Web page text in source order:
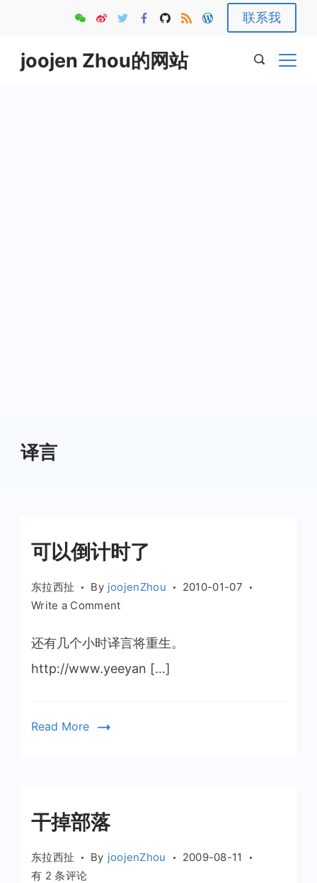
content
联系我
joojen Zhou的网站
译言
可以倒计时了
东拉西扯 By joojenZhou
2010-01-07
Write a Commenton
以
计
还有几个小时译言将重生。
http://www.yeeyan […]
Read More
干掉部落
东拉西扯 By joojenZhou
2009-08-11
干
有 2 条评论